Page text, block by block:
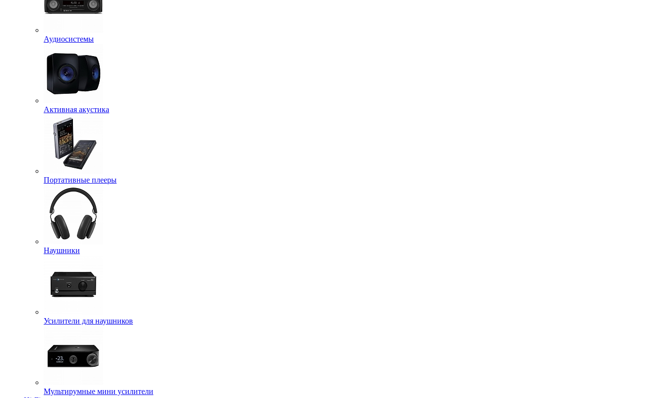
Аудиосистемы
Активная акустика
Портативные плееры
Наушники
Усилители для наушников
Мультирумные мини усилители